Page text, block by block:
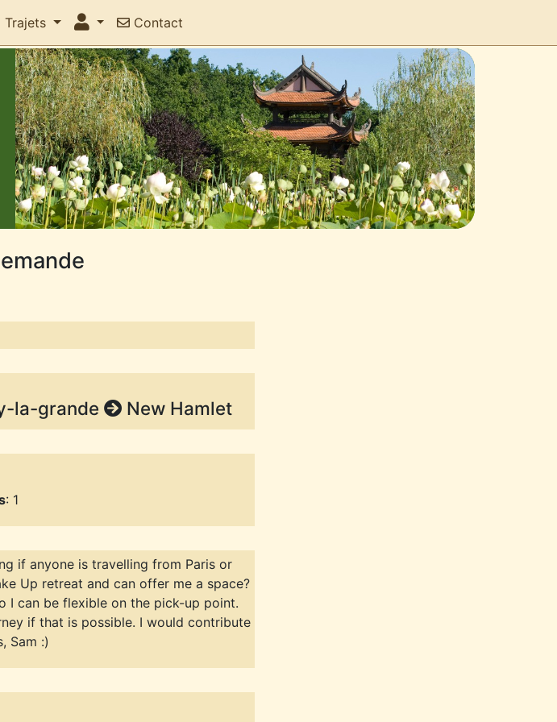
Trajets Contact
la-grande
New Hamlet
: 1
if anyone is travelling from Paris or
Up retreat and can offer me a space?
I can be flexible on the pick-up point.
if that is possible. I would contribute
Sam :)